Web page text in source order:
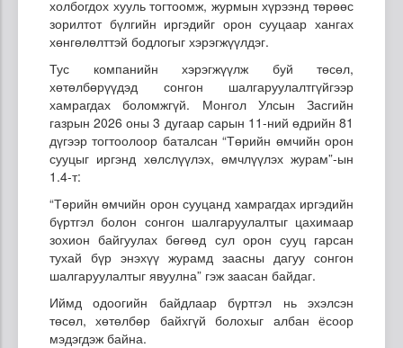
холбогдох хууль тогтоомж, журмын хүрээнд төрөөс
зорилтот бүлгийн иргэдийг орон сууцаар хангах
хөнгөлөлттэй бодлогыг хэрэгжүүлдэг.
Тус компанийн хэрэгжүүлж буй төсөл,
хөтөлбөрүүдэд сонгон шалгаруулалтгүйгээр
хамрагдах боломжгүй. Монгол Улсын Засгийн
газрын 2026 оны 3 дугаар сарын 11-ний өдрийн 81
дүгээр тогтоолоор баталсан “Төрийн өмчийн орон
сууцыг иргэнд хөлслүүлэх, өмчлүүлэх журам”-ын
1.4-т:
“Төрийн өмчийн орон сууцанд хамрагдах иргэдийн
бүртгэл болон сонгон шалгаруулалтыг цахимаар
зохион байгуулах бөгөөд сул орон сууц гарсан
тухай бүр энэхүү журамд заасны дагуу сонгон
шалгаруулалтыг явуулна” гэж заасан байдаг.
Иймд одоогийн байдлаар бүртгэл нь эхэлсэн
төсөл, хөтөлбөр байхгүй болохыг албан ёсоор
мэдэгдэж байна.